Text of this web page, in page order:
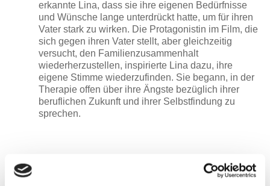
erkannte Lina, dass sie ihre eigenen Bedürfnisse
und Wünsche lange unterdrückt hatte, um für ihren
Vater stark zu wirken. Die Protagonistin im Film, die
sich gegen ihren Vater stellt, aber gleichzeitig
versucht, den Familienzusammenhalt
wiederherzustellen, inspirierte Lina dazu, ihre
eigene Stimme wiederzufinden. Sie begann, in der
Therapie offen über ihre Ängste bezüglich ihrer
beruflichen Zukunft und ihrer Selbstfindung zu
sprechen.
Therapeutischer Fortschritt: